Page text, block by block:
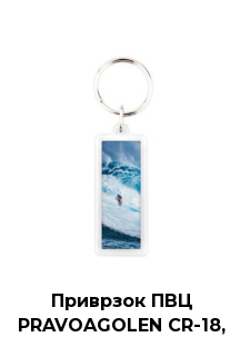
Приврзок ПВЦ
PRAVOAGOLEN CR-18,